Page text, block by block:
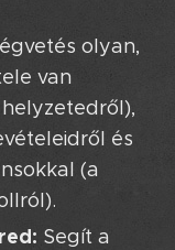
olyan,
van
és
(a
Segít a